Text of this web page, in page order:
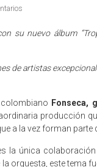
su nuevo álbum
de artistas
Fonseca,
producción
a la vez forman parte
la única
orquesta, este tema